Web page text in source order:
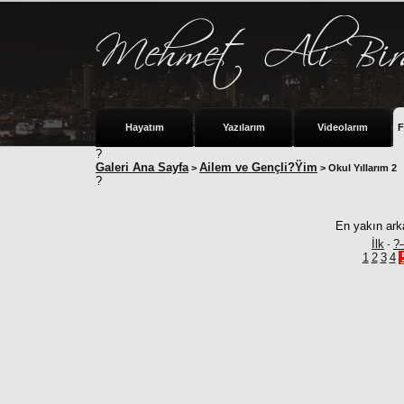
Hayatım Yazılarım Videolarım
?
Galeri Ana Sayfa > Ailem ve Gençli?Ÿim > Okul Yıllarım 2
?
En yakın
İlk -
1 2 3 4